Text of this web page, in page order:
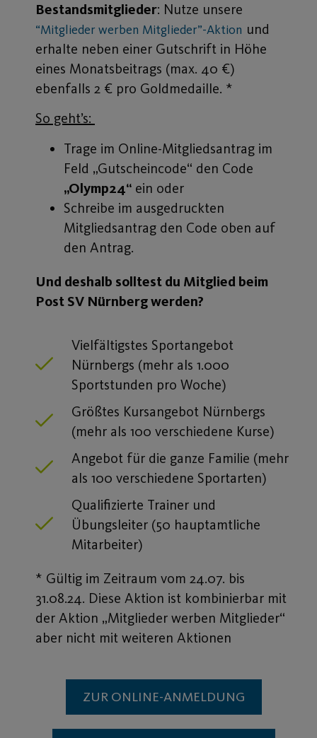
Bestandsmitglieder: Nutze unsere
“Mitglieder werben Mitglieder”-Aktion und
erhalte neben einer Gutschrift in Höhe
eines Monatsbeitrags (max. 40 €)
ebenfalls 2 € pro Goldmedaille. *
So geht’s:
Trage im Online-Mitgliedsantrag im
Feld „Gutscheincode“ den Code
„Olymp24“ ein oder
Schreibe im ausgedruckten
Mitgliedsantrag den Code oben auf
den Antrag.
Und deshalb solltest du Mitglied beim
Post SV Nürnberg werden?
Vielfältigstes Sportangebot
Nürnbergs (mehr als 1.000
Sportstunden pro Woche)
Größtes Kursangebot Nürnbergs
(mehr als 100 verschiedene Kurse)
Angebot für die ganze Familie (mehr
als 100 verschiedene Sportarten)
Qualifizierte Trainer und
Übungsleiter (50 hauptamtliche
Mitarbeiter)
* Gültig im Zeitraum vom 24.07. bis
31.08.24. Diese Aktion ist kombinierbar mit
der Aktion „Mitglieder werben Mitglieder“
aber nicht mit weiteren Aktionen
ZUR ONLINE-ANMELDUNG